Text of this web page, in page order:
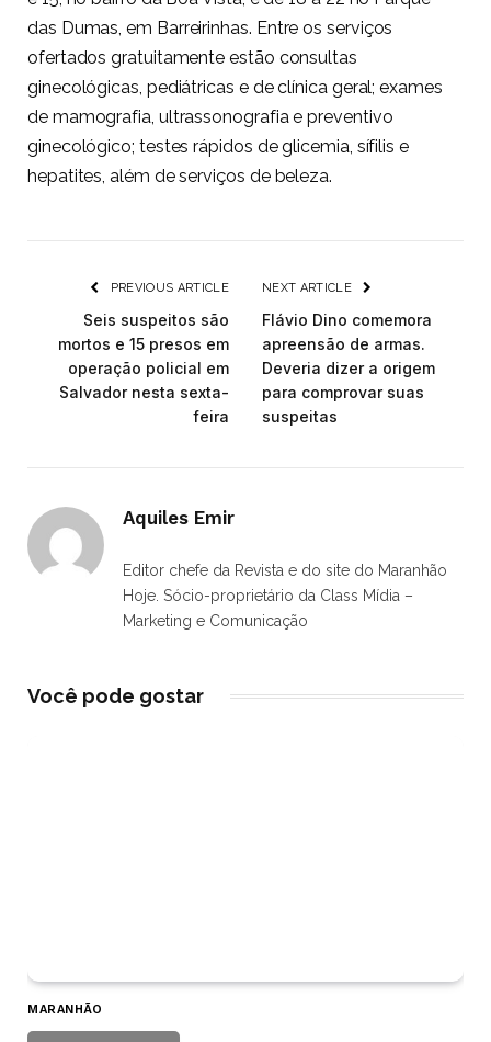
das Dumas, em Barreirinhas. Entre os serviços
ofertados gratuitamente estão consultas
ginecológicas, pediátricas e de clínica geral; exames
de mamografia, ultrassonografia e preventivo
ginecológico; testes rápidos de glicemia, sífilis e
hepatites, além de serviços de beleza.
PREVIOUS ARTICLE
Seis suspeitos são
mortos e 15 presos em
operação policial em
Salvador nesta sexta-
feira
NEXT ARTICLE
Flávio Dino comemora
apreensão de armas.
Deveria dizer a origem
para comprovar suas
suspeitas
Aquiles Emir
Editor chefe da Revista e do site do Maranhão
Hoje. Sócio-proprietário da Class Mídia –
Marketing e Comunicação
Você pode gostar
MARANHÃO